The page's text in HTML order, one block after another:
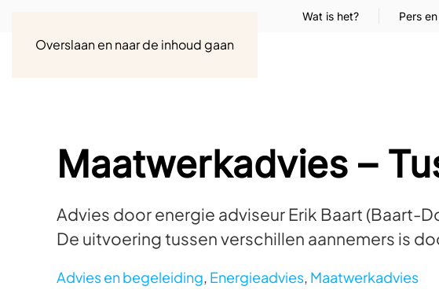
Overslaan en naar de inhoud gaan
Wat is het? Pers
Maatwerkadvies –
Advies door energie adviseur Erik Baart (Baart-
De uitvoering tussen verschillen aannemers is
Advies en begeleiding, Energieadvies, Maatwerkadvies